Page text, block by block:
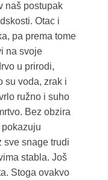
naš postupak
Otac i
pa prema tome
na svoje
u prirodi,
su voda, zrak i
ružno i suho
Bez obzira
sve snage trudi
stabla. Još
Stoga ovakvo